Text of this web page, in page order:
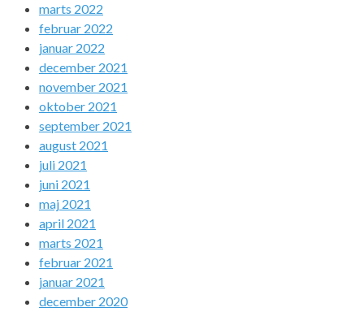
marts 2022
februar 2022
januar 2022
december 2021
november 2021
oktober 2021
september 2021
august 2021
juli 2021
juni 2021
maj 2021
april 2021
marts 2021
februar 2021
januar 2021
december 2020